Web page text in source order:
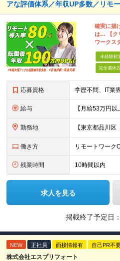
アな評価体系／年収UP多数／リモ
確実に描
は… 【ク
ワークス
未経験歓
完全週休2
応募資格
給与
勤務地
働き方 リモートワーク
残業時間 10時間以内
求人を見る
掲載終了予定日：
NEW 正社員 面接情報有 自己PR不
株式会社エスプリフォート